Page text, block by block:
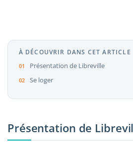
À DÉCOUVRIR DANS CET ARTICLE
Présentation de Libreville
Se loger
Présentation de